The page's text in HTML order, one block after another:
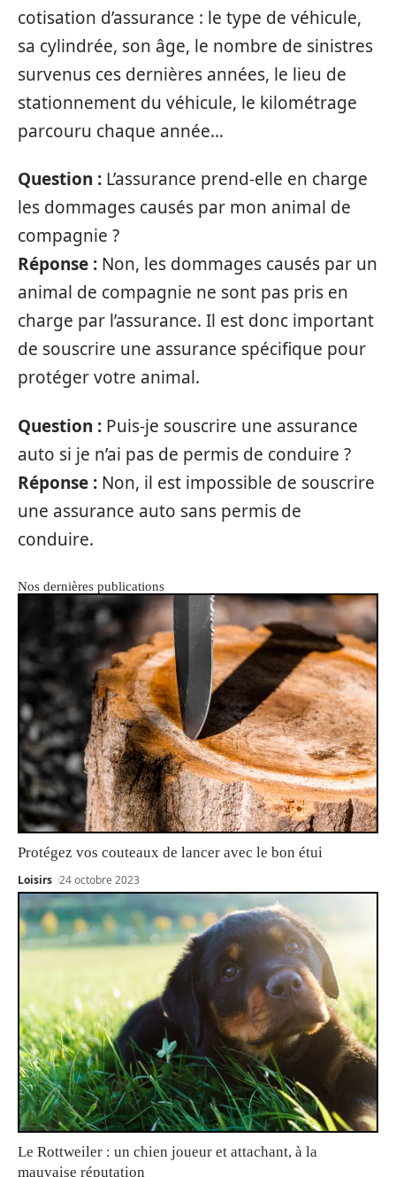
cotisation d’assurance : le type de véhicule,
sa cylindrée, son âge, le nombre de sinistres
survenus ces dernières années, le lieu de
stationnement du véhicule, le kilométrage
parcouru chaque année…
Question : L’assurance prend-elle en charge
les dommages causés par mon animal de
compagnie ?
Réponse : Non, les dommages causés par un
animal de compagnie ne sont pas pris en
charge par l’assurance. Il est donc important
de souscrire une assurance spécifique pour
protéger votre animal.
Question : Puis-je souscrire une assurance
auto si je n’ai pas de permis de conduire ?
Réponse : Non, il est impossible de souscrire
une assurance auto sans permis de
conduire.
Nos dernières publications
Protégez vos couteaux de lancer avec le bon étui
Loisirs 24 octobre 2023
Le Rottweiler : un chien joueur et attachant, à la
mauvaise réputation